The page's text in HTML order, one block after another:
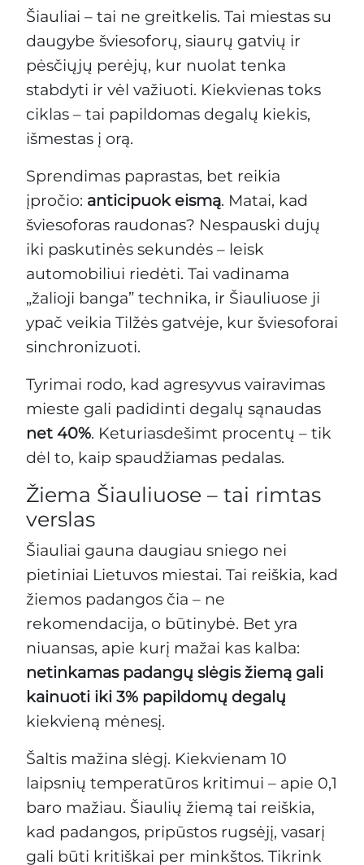
Šiauliai – tai ne greitkelis. Tai miestas su
daugybe šviesoforų, siaurų gatvių ir
pėsčiųjų perėjų, kur nuolat tenka
stabdyti ir vėl važiuoti. Kiekvienas toks
ciklas – tai papildomas degalų kiekis,
išmestas į orą.
Sprendimas paprastas, bet reikia
įpročio: anticipuok eismą. Matai, kad
šviesoforas raudonas? Nespauski dujų
iki paskutinės sekundės – leisk
automobiliui riedėti. Tai vadinama
„žalioji banga” technika, ir Šiauliuose ji
ypač veikia Tilžės gatvėje, kur šviesoforai
sinchronizuoti.
Tyrimai rodo, kad agresyvus vairavimas
mieste gali padidinti degalų sąnaudas
net 40%. Keturiasdešimt procentų – tik
dėl to, kaip spaudžiamas pedalas.
Žiema Šiauliuose – tai rimtas
verslas
Šiauliai gauna daugiau sniego nei
pietiniai Lietuvos miestai. Tai reiškia, kad
žiemos padangos čia – ne
rekomendacija, o būtinybė. Bet yra
niuansas, apie kurį mažai kas kalba:
netinkamas padangų slėgis žiemą gali
kainuoti iki 3% papildomų degalų
kiekvieną mėnesį.
Šaltis mažina slėgį. Kiekvienam 10
laipsnių temperatūros kritimui – apie 0,1
baro mažiau. Šiaulių žiemą tai reiškia,
kad padangos, pripūstos rugsėjį, vasarį
gali būti kritiškai per minkštos. Tikrink